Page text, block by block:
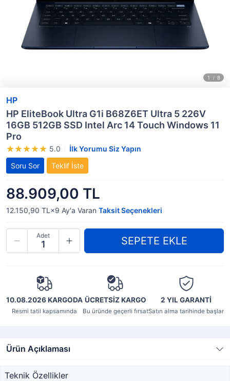
HP
HP EliteBook Ultra G1i B68Z6ET Ultra 5 226V
16GB 512GB SSD Intel Arc 14 Touch Windows 11
Pro
5.0
İlk Yorumu Siz Yapın
Soru Sor
Teklif İste
88.909,00 TL
12.150,90 TL×9 Ay'a Varan Taksit Seçenekleri
Adet
10.08.2026 KARGODA
Resmi tatil kapsamında
ÜCRETSİZ KARGO
Bu üründe geçerli fırsat
2 YILGARANTİ
Satın alma tarihinde başlar
Ürün Açıklaması
Teknik Özellikler